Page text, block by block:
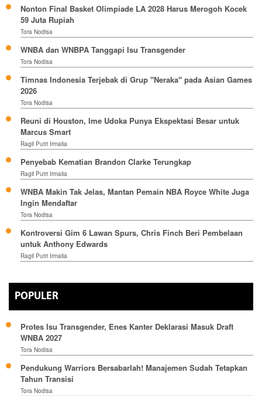
Nonton Final Basket Olimpiade LA 2028 Harus Merogoh Kocek
59 Juta Rupiah
Tora Nodisa
WNBA dan WNBPA Tanggapi Isu Transgender
Tora Nodisa
Timnas Indonesia Terjebak di Grup "Neraka" pada Asian Games
2026
Tora Nodisa
Reuni di Houston, Ime Udoka Punya Ekspektasi Besar untuk
Marcus Smart
Ragil Putri Irmalia
Penyebab Kematian Brandon Clarke Terungkap
Ragil Putri Irmalia
WNBA Makin Tak Jelas, Mantan Pemain NBA Royce White Juga
Ingin Mendaftar
Tora Nodisa
Kontroversi Gim 6 Lawan Spurs, Chris Finch Beri Pembelaan
untuk Anthony Edwards
Ragil Putri Irmalia
POPULER
Protes Isu Transgender, Enes Kanter Deklarasi Masuk Draft
WNBA 2027
Tora Nodisa
Pendukung Warriors Bersabarlah! Manajemen Sudah Tetapkan
Tahun Transisi
Tora Nodisa